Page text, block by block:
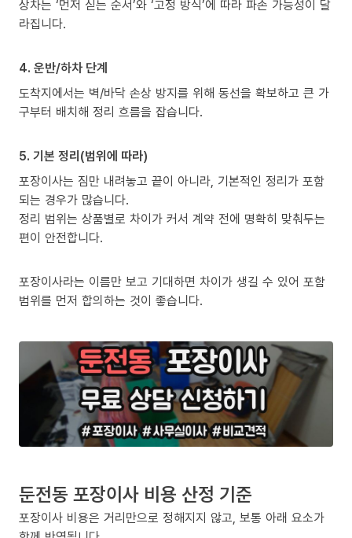
상차는 ‘먼저 싣는 순서’와 ‘고정 방식’에 따라 파손 가능성이 달
라집니다.
4. 운반/하차 단계
도착지에서는 벽/바닥 손상 방지를 위해 동선을 확보하고 큰 가
구부터 배치해 정리 흐름을 잡습니다.
5. 기본 정리(범위에 따라)
포장이사는 짐만 내려놓고 끝이 아니라, 기본적인 정리가 포함
되는 경우가 많습니다.
정리 범위는 상품별로 차이가 커서 계약 전에 명확히 맞춰두는
편이 안전합니다.
포장이사라는 이름만 보고 기대하면 차이가 생길 수 있어 포함
범위를 먼저 합의하는 것이 좋습니다.
둔전동 포장이사 비용 산정 기준
포장이사 비용은 거리만으로 정해지지 않고, 보통 아래 요소가